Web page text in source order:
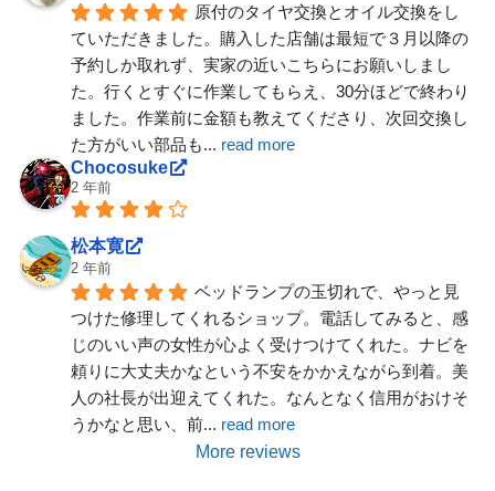
原付のタイヤ交換とオイル交換をし
ていただきました。購入した店舗は最短で３月以降の
予約しか取れず、実家の近いこちらにお願いしまし
た。行くとすぐに作業してもらえ、30分ほどで終わり
ました。作業前に金額も教えてくださり、次回交換し
た方がいい部品も... read more
Chocosuke
2 年前
松本寛
2 年前
ベッドランプの玉切れで、やっと見
つけた修理してくれるショップ。電話してみると、感
じのいい声の女性が心よく受けつけてくれた。ナビを
頼りに大丈夫かなという不安をかかえながら到着。美
人の社長が出迎えてくれた。なんとなく信用がおけそ
うかなと思い、前... read more
More reviews